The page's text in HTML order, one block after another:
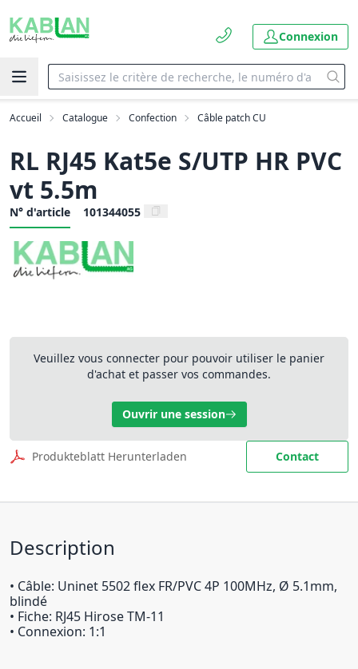
Connexion
Accueil Catalogue Confection Câble patch CU
RL RJ45 Kat5e S/UTP HR PVC
vt 5.5m
N° d'article 101344055
Veuillez vous connecter pour pouvoir utiliser le panier
d'achat et passer vos commandes.
Ouvrir une session
Produkteblatt Herunterladen Contact
Description
• Câble: Uninet 5502 flex FR/PVC 4P 100MHz, Ø 5.1mm,
blindé
• Fiche: RJ45 Hirose TM-11
• Connexion: 1:1